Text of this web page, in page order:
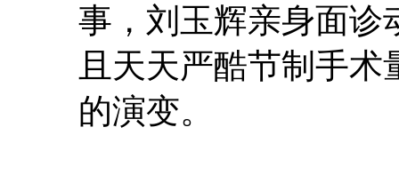
事，刘玉辉亲身面诊
且天天严酷节制手
的演变。